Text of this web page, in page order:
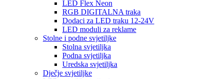
LED Flex Neon
RGB DIGITALNA traka
Dodaci za LED traku 12-24V
LED moduli za reklame
Stolne i podne svjetiljke
Stolna svjetiljka
Podna svjetiljka
Uredska svjetiljka
Dječje svjetiljke